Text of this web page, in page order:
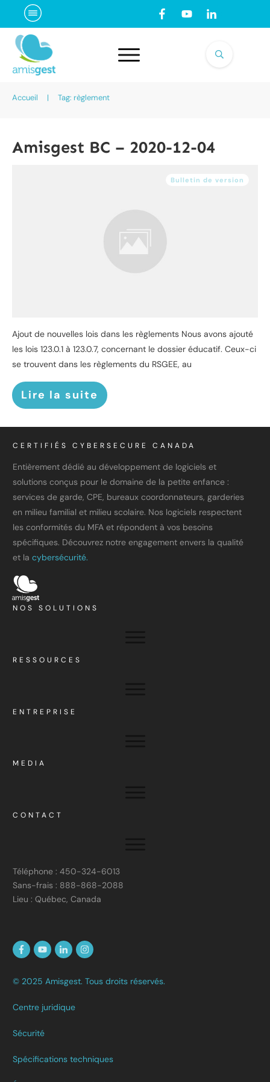
Accueil | Tag: règlement
Amisgest BC – 2020-12-04
Bulletin de version
Ajout de nouvelles lois dans les règlements Nous avons ajouté
les lois 123.0.1 à 123.0.7, concernant le dossier éducatif. Ceux-ci
se trouvent dans les règlements du RSGEE, au
Lire la suite
CERTIFIÉS CYBERSECURE CANADA
Entièrement dédié au développement de logiciels et
solutions conçus pour le domaine de la petite enfance :
services de garde, CPE, bureaux coordonnateurs, garderies
en milieu familial et milieu scolaire. Nos logiciels respectent
les conformités du MFA et répondent à vos besoins
spécifiques. Découvrez notre engagement envers la qualité
et la cybersécurité.
NOS SOLUTIONS
RESSOURCES
ENTREPRISE
MEDIA
CONTACT
Téléphone : 450-324-6013
Sans-frais : 888-868-2088
Lieu : Québec, Canada
© 2025 Amisgest. Tous droits réservés.
Centre juridique
Sécurité
Spécifications techniques